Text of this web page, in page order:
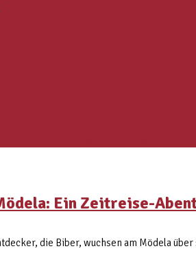
Ein Zeitreise-
die Biber, wuchsen am Mödela